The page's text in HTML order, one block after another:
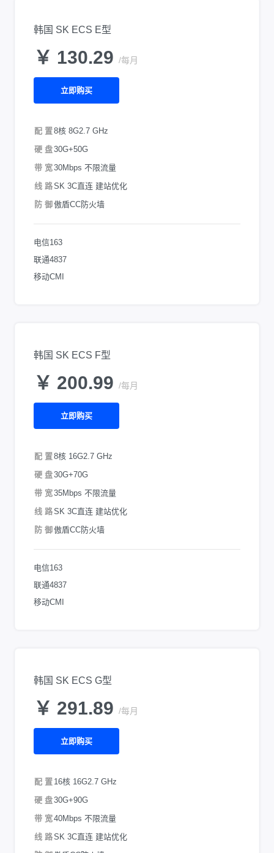
韩国 SK ECS E型
￥ 130.29 /每月
立即购买
配 置8核 8G2.7 GHz
硬 盘30G+50G
带 宽30Mbps 不限流量
线 路SK 3C直连 建站优化
防 御傲盾CC防火墙
电信163
联通4837
移动CMI
韩国 SK ECS F型
￥ 200.99 /每月
立即购买
配 置8核 16G2.7 GHz
硬 盘30G+70G
带 宽35Mbps 不限流量
线 路SK 3C直连 建站优化
防 御傲盾CC防火墙
电信163
联通4837
移动CMI
韩国 SK ECS G型
￥ 291.89 /每月
立即购买
配 置 16核 16G2.7 GHz
硬 盘30G+90G
带 宽40Mbps 不限流量
线 路SK 3C直连 建站优化